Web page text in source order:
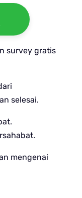
survey gratis
selesai.
mengenai